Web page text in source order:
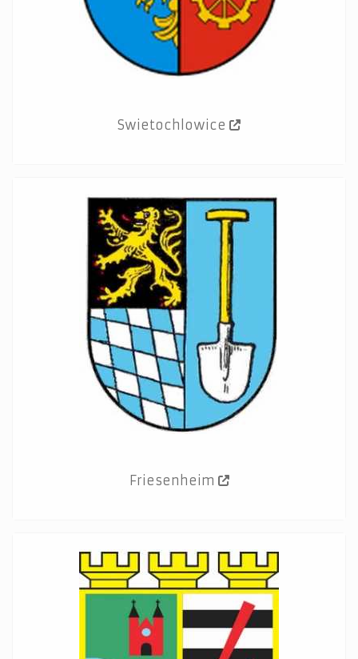
Swietochlowice
Friesenheim